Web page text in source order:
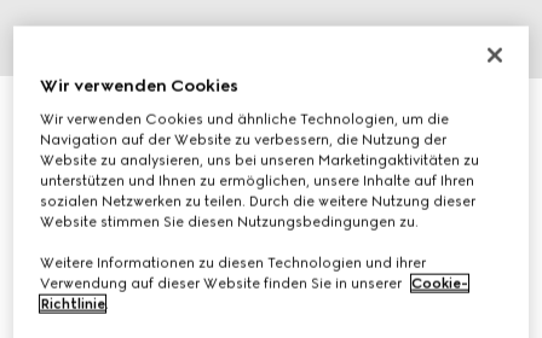
Mittelgroße GG Black Reisetasche
€ 2.100
Wir verwenden Cookies
Wir verwenden Cookies und ähnliche Technologien, um die
Navigation auf der Website zu verbessern, die Nutzung der
Website zu analysieren, uns bei unseren Marketingaktivitäten zu
unterstützen und Ihnen zu ermöglichen, unsere Inhalte auf Ihren
sozialen Netzwerken zu teilen. Durch die weitere Nutzung dieser
Website stimmen Sie diesen Nutzungsbedingungen zu.
Weitere Informationen zu diesen Technologien und ihrer
Verwendung auf dieser Website finden Sie in unserer Cookie-
Richtlinie.